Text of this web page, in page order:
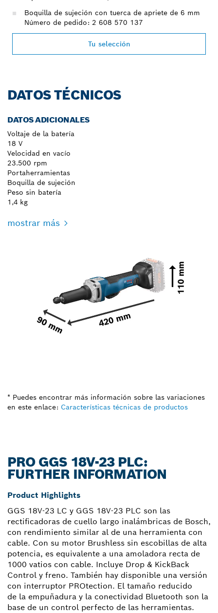
Boquilla de sujeción con tuerca de apriete de 6 mm
Número de pedido: 2 608 570 137
Tu selección
DATOS TÉCNICOS
DATOS ADICIONALES
Voltaje de la batería
18 V
Velocidad en vacío
23.500 rpm
Portaherramientas
Boquilla de sujeción
Peso sin batería
1,4 kg
mostrar más
* Puedes encontrar más información sobre las variaciones
en este enlace: Características técnicas de productos
PRO GGS 18V-23 PLC:
FURTHER INFORMATION
Product Highlights
GGS 18V-23 LC y GGS 18V-23 PLC son las
rectificadoras de cuello largo inalámbricas de Bosch,
con rendimiento similar al de una herramienta con
cable. Con su motor Brushless sin escobillas de alta
potencia, es equivalente a una amoladora recta de
1000 vatios con cable. Incluye Drop & KickBack
Control y freno. También hay disponible una versión
con interruptor PROtection. El tamaño reducido
de la empuñadura y la conectividad Bluetooth son la
base de un control perfecto de las herramientas.